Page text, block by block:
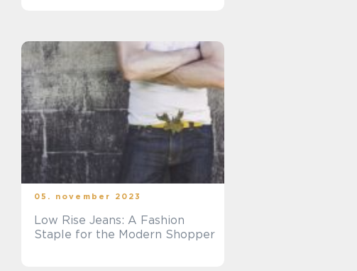
05. november 2023
Low Rise Jeans: A Fashion
Staple for the Modern Shopper